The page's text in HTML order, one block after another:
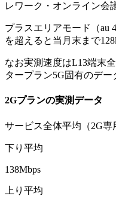
レワーク・オンライン会
プラスエリアモード（au
を超えると当月末まで
なお実測速度はL13端末
タープラン5G固有のデー
2Gプランの実測データ
サービス全体平均（2G専
下り平均
138Mbps
上り平均